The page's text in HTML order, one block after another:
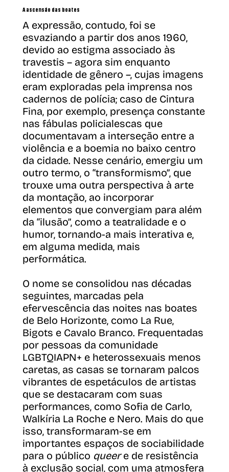
A ascensão das boates
A expressão, contudo, foi se
esvaziando a partir dos anos 1960,
devido ao estigma associado às
travestis – agora sim enquanto
identidade de gênero –, cujas imagens
eram exploradas pela imprensa nos
cadernos de polícia; caso de Cintura
Fina, por exemplo, presença constante
nas fábulas policialescas que
documentavam a interseção entre a
violência e a boemia no baixo centro
da cidade. Nesse cenário, emergiu um
outro termo, o “transformismo”, que
trouxe uma outra perspectiva à arte
da montação, ao incorporar
elementos que convergiam para além
da “ilusão”, como a teatralidade e o
humor, tornando-a mais interativa e,
em alguma medida, mais
performática.
O nome se consolidou nas décadas
seguintes, marcadas pela
efervescência das noites nas boates
de Belo Horizonte, como La Rue,
Bigots e Cavalo Branco. Frequentadas
por pessoas da comunidade
LGBTQIAPN+ e heterossexuais menos
caretas, as casas se tornaram palcos
vibrantes de espetáculos de artistas
que se destacaram com suas
performances, como Sofia de Carlo,
Walkíria La Roche e Nero. Mais do que
isso, transformaram-se em
importantes espaços de sociabilidade
para o público queere de resistência
à exclusão social, com uma atmosfera